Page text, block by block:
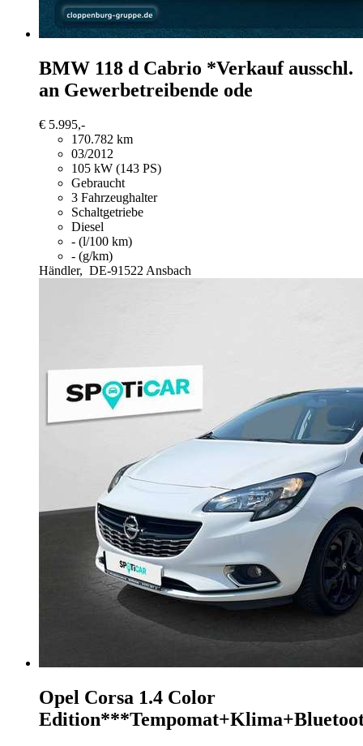
BMW 118 d Cabrio *Verkauf ausschl.
an Gewerbetreibende ode
€ 5.995,-
170.782 km
03/2012
105 kW (143 PS)
Gebraucht
3 Fahrzeughalter
Schaltgetriebe
Diesel
- (l/100 km)
- (g/km)
Händler, DE-91522 Ansbach
Opel Corsa 1.4 Color